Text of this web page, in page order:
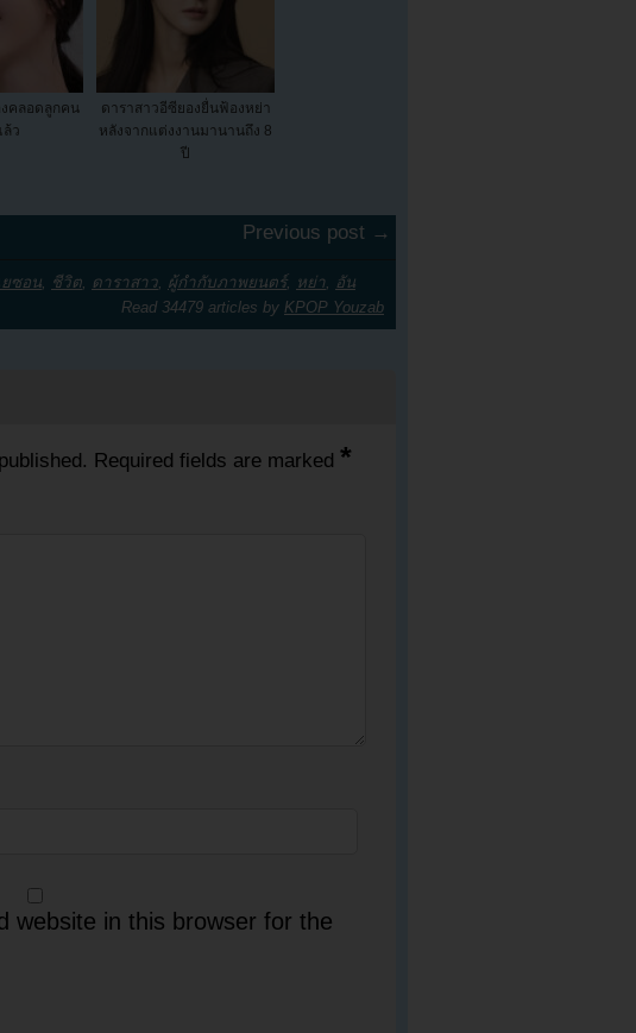
คลอดลูกคน
ล้ว
ดาราสาวอีซียองยื่นฟ้องหย่า
หลังจากแต่งงานมานานถึง 8
ปี
Previous post →
ยซอน, ชีวิต, ดาราสาว, ผู้กำกับภาพยนตร์, หย่า, อัน
Read 34479 articles by KPOP Youzab
Required fields are marked *
website in this browser for the